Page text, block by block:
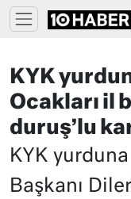
KYK
Ocakları il
duruş’lu
KYK
Başkanı